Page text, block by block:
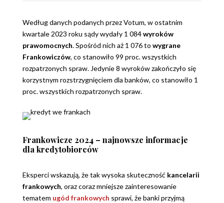
Według danych podanych przez Votum, w ostatnim
kwartale 2023 roku sądy wydały 1 084wyroków
prawomocnych. Spośród nich aż 1 076 to wygrane
Frankowiczów, co stanowiło 99 proc. wszystkich
rozpatrzonych spraw. Jedynie 8 wyroków zakończyło się
korzystnym rozstrzygnięciem dla banków, co stanowiło 1
proc. wszystkich rozpatrzonych spraw.
Frankowicze 2024 – najnowsze informacje
dla kredytobiorców
Eksperci wskazują, że tak wysoka skuteczność kancelarii
frankowych, oraz coraz mniejsze zainteresowanie
tematem ugód frankowych sprawi, że banki przyjmą